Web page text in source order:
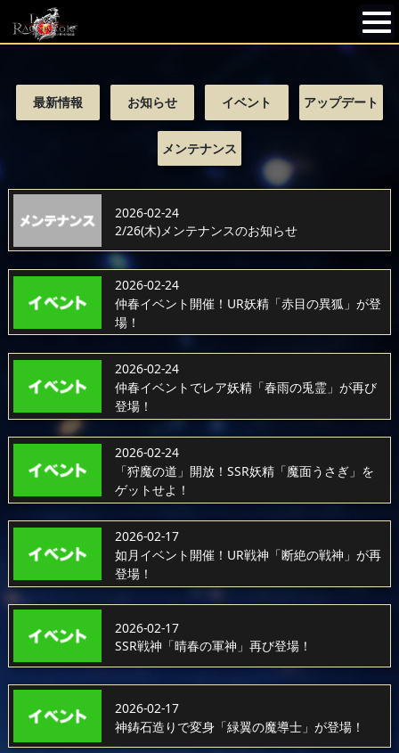
最新情報 お知らせ イベント アップデート
メンテナンス
2026-02-24
2/26(木)メンテナンスのお知らせ
2026-02-24
仲春イベント開催！UR妖精「赤目の異狐」が登
場！
2026-02-24
仲春イベントでレア妖精「春雨の兎霊」が再び
登場！
2026-02-24
「狩魔の道」開放！SSR妖精「魔面うさぎ」を
ゲットせよ！
2026-02-17
如月イベント開催！UR戦神「断絶の戦神」が再
登場！
2026-02-17
SSR戦神「晴春の軍神」再び登場！
2026-02-17
神鋳石造りで変身「緑翼の魔導士」が登場！